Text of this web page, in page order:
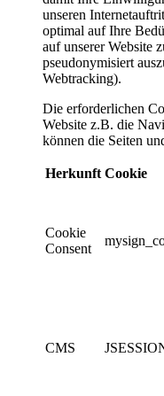
unseren
optimal auf Ihre
auf unserer Website
pseudonymisiert
Webtracking).
Die erforderlichen
Website z.B. die
können die Seiten
Herkunft Cookie
Cookie
Consent
CMS